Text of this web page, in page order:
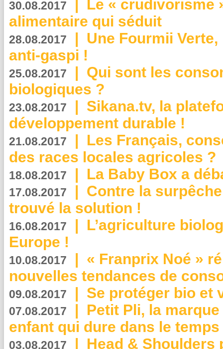
30.08.2017 | Le « crudivorisme
alimentaire qui séduit
28.08.2017 | Une Fourmii
anti-gaspi !
25.08.2017 | Qui sont les
biologiques ?
23.08.2017 | Sikana.tv, la
développement durable !
21.08.2017 | Les Français,
des races locales agricoles ?
18.08.2017 | La Baby Box a
17.08.2017 | Contre la
trouvé la solution !
16.08.2017 | L’agriculture
Europe !
10.08.2017 | « Franprix Noé »
nouvelles tendances de
09.08.2017 | Se protéger bio et
07.08.2017 | Petit Pli, la
enfant qui dure dans le temps
03.08.2017 | Head & Shoulders